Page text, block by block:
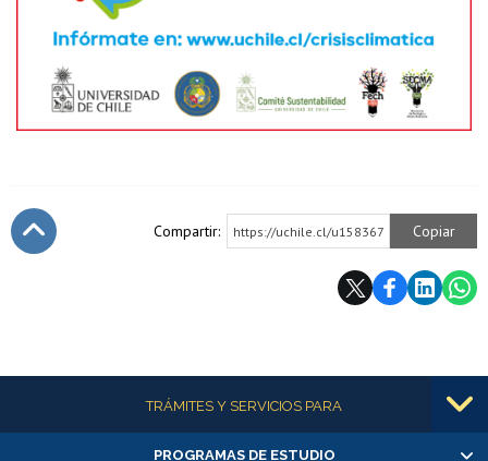
Compartir: https://uchile.cl/u158367 Copiar
Más informaciónTRÁMITES Y SERVICIOS PARA
PROGRAMAS DE ESTUDIO